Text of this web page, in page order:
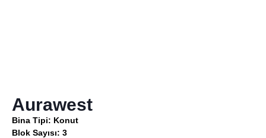
Aurawest
Bina Tipi: Konut
Blok Sayısı: 3